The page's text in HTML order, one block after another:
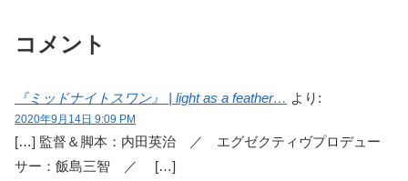
コメント
『ミッドナイトスワン』 | light as a feather… より:
2020年9月14日 9:09 PM
[…] 監督＆脚本：内田英治 ／ エグゼクティヴプロデュー
サー：飯島三智 ／ […]